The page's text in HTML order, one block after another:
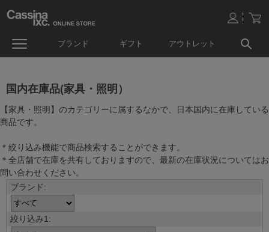
ブランド ギフト アウトレット
国内在庫品(家具・照明）
【家具・照明】のカテゴリーに属するなかで、日本国内に在庫している
商品です。
＊絞り込み機能で商品検索することができます。
＊全店舗で在庫を共有しておりますので、最新の在庫状況についてはお
問い合わせください。